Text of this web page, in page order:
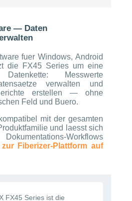
— Daten
fuer Windows, Android
die FX45 Series um eine
Datenkette: Messwerte
verwalten und
erstellen — ohne
Feld und Buero.
mit der gesamten
und laesst sich
Workflows
zur Fiberizer-Plattform auf
FX45 Series ist die